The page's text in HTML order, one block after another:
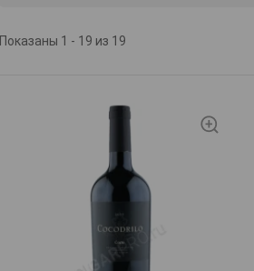
Показаны 1 - 19 из 19